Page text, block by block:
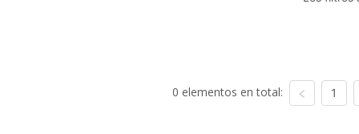
0 elementos en total: 1